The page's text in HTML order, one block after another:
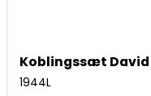
Koblingssæt David
1944L